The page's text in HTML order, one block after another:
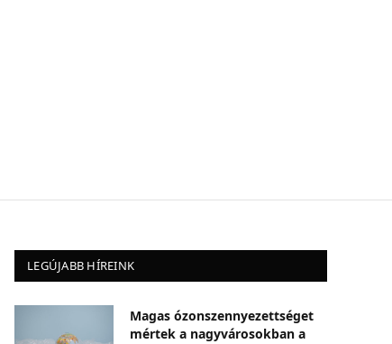
LEGÚJABB HÍREINK
Magas ózonszennyezettséget
mértek a nagyvárosokban a